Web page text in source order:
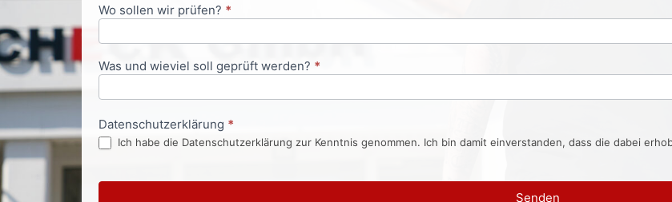
Wo sollen wir prüfen? *
Was und wieviel soll geprüft werden? *
Datenschutzerklärung *
Ich habe die Datenschutzerklärung zur Kenntnis genommen. Ich bin damit einverstanden, dass die dabei
Senden